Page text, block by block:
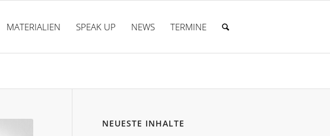
MATERIALIEN SPEAK UP NEWS TERMINE
NEUESTE INHALTE